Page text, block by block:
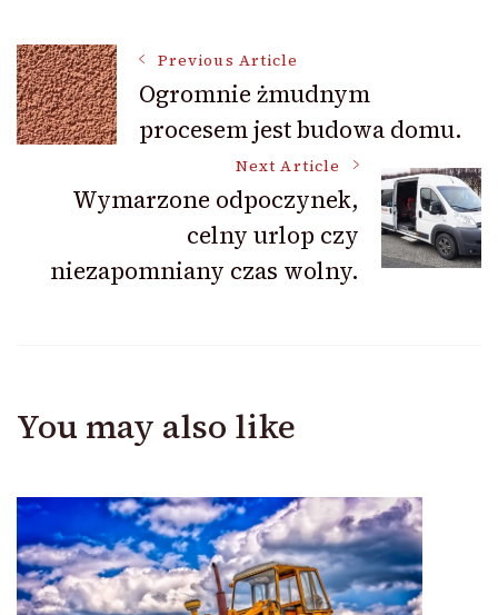
Post
Navigation
Previous Article
Ogromnie żmudnym
procesem jest budowa domu.
Next Article
Wymarzone odpoczynek,
celny urlop czy
niezapomniany czas wolny.
You may also like